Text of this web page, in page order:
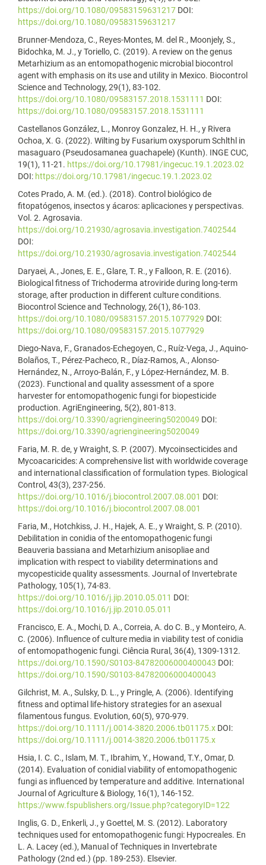
https://doi.org/10.1080/09583159631217 DOI:
https://doi.org/10.1080/09583159631217
Brunner-Mendoza, C., Reyes-Montes, M. del R., Moonjely, S.,
Bidochka, M. J., y Toriello, C. (2019). A review on the genus
Metarhizium as an entomopathogenic microbial biocontrol
agent with emphasis on its use and utility in Mexico. Biocontrol
Science and Technology, 29(1), 83-102.
https://doi.org/10.1080/09583157.2018.1531111 DOI:
https://doi.org/10.1080/09583157.2018.1531111
Castellanos González, L., Monroy Gonzalez, H. H., y Rivera
Ochoa, X. G. (2022). Wilting by Fusarium oxysporum Schlthl in
masaguaro (Pseudosamanea guachapele) (Kunth). INGE CUC,
19(1), 11-21. https://doi.org/10.17981/ingecuc.19.1.2023.02
DOI: https://doi.org/10.17981/ingecuc.19.1.2023.02
Cotes Prado, A. M. (ed.). (2018). Control biológico de
fitopatógenos, insectos y ácaros: aplicaciones y perspectivas.
Vol. 2. Agrosavia.
https://doi.org/10.21930/agrosavia.investigation.7402544
DOI:
https://doi.org/10.21930/agrosavia.investigation.7402544
Daryaei, A., Jones, E. E., Glare, T. R., y Falloon, R. E. (2016).
Biological fitness of Trichoderma atroviride during long-term
storage, after production in different culture conditions.
Biocontrol Science and Technology, 26(1), 86-103.
https://doi.org/10.1080/09583157.2015.1077929 DOI:
https://doi.org/10.1080/09583157.2015.1077929
Diego-Nava, F., Granados-Echegoyen, C., Ruíz-Vega, J., Aquino-
Bolaños, T., Pérez-Pacheco, R., Díaz-Ramos, A., Alonso-
Hernández, N., Arroyo-Balán, F., y López-Hernández, M. B.
(2023). Functional and quality assessment of a spore
harvester for entomopathogenic fungi for biopesticide
production. AgriEngineering, 5(2), 801-813.
https://doi.org/10.3390/agriengineering5020049 DOI:
https://doi.org/10.3390/agriengineering5020049
Faria, M. R. de, y Wraight, S. P. (2007). Mycoinsecticides and
Mycoacaricides: A comprehensive list with worldwide coverage
and international classification of formulation types. Biological
Control, 43(3), 237-256.
https://doi.org/10.1016/j.biocontrol.2007.08.001 DOI:
https://doi.org/10.1016/j.biocontrol.2007.08.001
Faria, M., Hotchkiss, J. H., Hajek, A. E., y Wraight, S. P. (2010).
Debilitation in conidia of the entomopathogenic fungi
Beauveria bassiana and Metarhizium anisopliae and
implication with respect to viability determinations and
mycopesticide quality assessments. Journal of Invertebrate
Pathology, 105(1), 74-83.
https://doi.org/10.1016/j.jip.2010.05.011 DOI:
https://doi.org/10.1016/j.jip.2010.05.011
Francisco, E. A., Mochi, D. A., Correia, A. do C. B., y Monteiro, A.
C. (2006). Influence of culture media in viability test of conidia
of entomopathogenic fungi. Ciência Rural, 36(4), 1309-1312.
https://doi.org/10.1590/S0103-84782006000400043 DOI:
https://doi.org/10.1590/S0103-84782006000400043
Gilchrist, M. A., Sulsky, D. L., y Pringle, A. (2006). Identifying
fitness and optimal life‐history strategies for an asexual
filamentous fungus. Evolution, 60(5), 970-979.
https://doi.org/10.1111/j.0014-3820.2006.tb01175.x DOI:
https://doi.org/10.1111/j.0014-3820.2006.tb01175.x
Hsia, I. C. C., Islam, M. T., Ibrahim, Y., Howand, T.Y., Omar, D.
(2014). Evaluation of conidial viability of entomopathogenic
fungi as influenced by temperature and additive. International
Journal of Agriculture & Biology, 16(1), 146-152.
https://www.fspublishers.org/Issue.php?categoryID=122
Inglis, G. D., Enkerli, J., y Goettel, M. S. (2012). Laboratory
techniques used for entomopathogenic fungi: Hypocreales. En
L. A. Lacey (ed.), Manual of Techniques in Invertebrate
Pathology (2nd ed.) (pp. 189-253). Elsevier.